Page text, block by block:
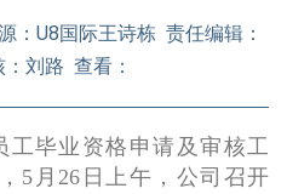
：U8国际王诗栋 责任编辑：
刘路 查看：
工毕业资格申请及审核工
5月26日上午，公司召开